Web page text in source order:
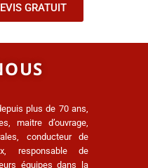
GRATUIT
plus de 70 ans,
maitre d’ouvrage,
conducteur de
responsable de
équipes dans la